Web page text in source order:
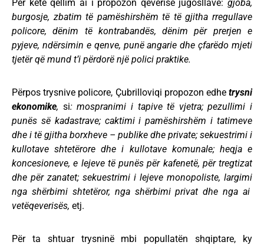
Për këtë qëllim ai i propozon qeverisë jugosllave: gjoba,
burgosje, zbatim të pamëshirshëm të të gjitha rregullave
policore, dënim të kontrabandës, dënim për prerjen e
pyjeve, ndërsimin e qenve, punë angarie dhe çfarëdo mjeti
tjetër që mund t’i përdorë një polici praktike.
Përpos trysnive policore, Çubrilloviqi propozon edhe trysni
ekonomike, si: mospranimi i tapive të vjetra; pezullimi i
punës së kadastrave; caktimi i pamëshirshëm i tatimeve
dhe i të gjitha borxheve – publike dhe private; sekuestrimi i
kullotave shtetërore dhe i kullotave komunale; heqja e
koncesioneve, e lejeve të punës për kafenetë, për tregtizat
dhe për zanatet; sekuestrimi i lejeve monopoliste, largimi
nga shërbimi shtetëror, nga shërbimi privat dhe nga ai
vetëqeverisës, etj.
Për ta shtuar trysninë mbi popullatën shqiptare, ky